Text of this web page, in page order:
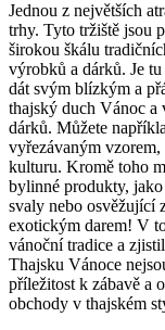
Jednou z největších
trhy. Tyto tržiště jsou
širokou škálu
výrobků a dárků. Je
dát svým blízkým a
thajský duch Vánoc a
dárků. Můžete
vyřezávaným
kulturu. Kromě toho
bylinné produkty,
svaly nebo osvěžující
exotickým darem! V
vánoční tradice a
Thajsku Vánoce
příležitost k zábavě a
obchody v thajském